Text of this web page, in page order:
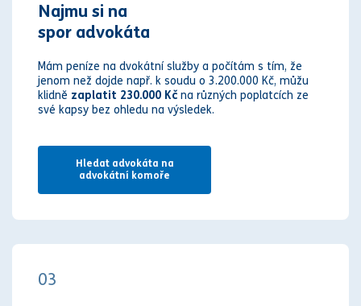
Najmu si na
spor advokáta
Mám peníze na dvokátní služby a počítám s tím, že
jenom než dojde např. k soudu o 3.200.000 Kč, můžu
klidně zaplatit 230.000 Kč na různých poplatcích ze
své kapsy bez ohledu na výsledek.
Hledat advokáta na
advokátní komoře
03